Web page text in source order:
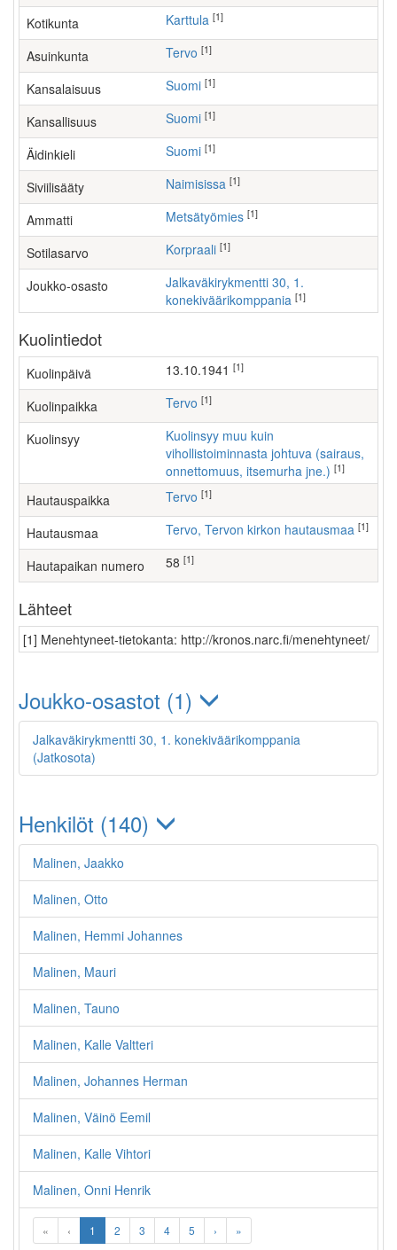
Kotikunta Karttula [1]
Asuinkunta Tervo [1]
Kansalaisuus Suomi [1]
Kansallisuus Suomi [1]
Äidinkieli Suomi [1]
Siviilisääty Naimisissa [1]
Ammatti metsätyömies [1]
Sotilasarvo Korpraali [1]
Joukko-osasto
Jalkaväkirykmentti 30, 1.
konekiväärikomppania [1]
Kuolintiedot
Kuolinpäivä 13.10.1941 [1]
Kuolinpaikka Tervo [1]
Kuolinsyy
Kuolinsyy muu kuin
vihollistoiminnasta johtuva (sairaus,
onnettomuus, itsemurha jne.) [1]
Hautauspaikka Tervo [1]
Hautausmaa Tervo, Tervon kirkon hautausmaa [1]
Hautapaikan numero 58 [1]
Lähteet
[1] Menehtyneet-tietokanta: http://kronos.narc.fi/menehtyneet/
Joukko-osastot (1)
Jalkaväkirykmentti 30, 1. konekiväärikomppania
(Jatkosota)
Henkilöt (140)
Malinen, Jaakko
Malinen, Otto
Malinen, Hemmi Johannes
Malinen, Mauri
Malinen, Tauno
Malinen, Kalle Valtteri
Malinen, Johannes Herman
Malinen, Väinö Eemil
Malinen, Kalle Vihtori
Malinen, Onni Henrik
« ‹ 1 2 3 4 5 › »